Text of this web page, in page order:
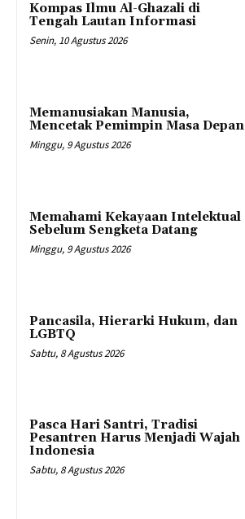
Kompas Ilmu Al-Ghazali di
Tengah Lautan Informasi
Senin, 10 Agustus 2026
Memanusiakan Manusia,
Mencetak Pemimpin Masa Depan
Minggu, 9 Agustus 2026
Memahami Kekayaan Intelektual
Sebelum Sengketa Datang
Minggu, 9 Agustus 2026
Pancasila, Hierarki Hukum, dan
LGBTQ
Sabtu, 8 Agustus 2026
Pasca Hari Santri, Tradisi
Pesantren Harus Menjadi Wajah
Indonesia
Sabtu, 8 Agustus 2026